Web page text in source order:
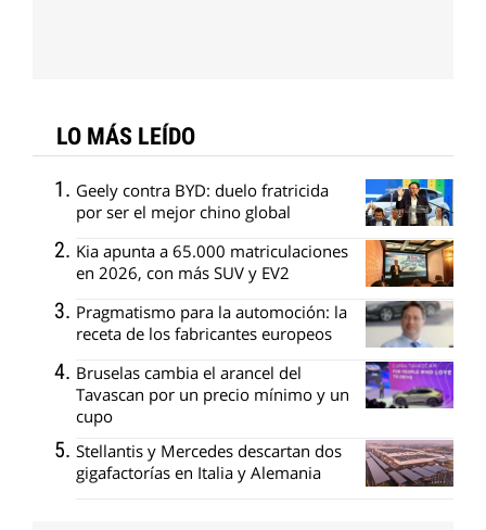
LO MÁS LEÍDO
Geely contra BYD: duelo fratricida
por ser el mejor chino global
Kia apunta a 65.000 matriculaciones
en 2026, con más SUV y EV2
Pragmatismo para la automoción: la
receta de los fabricantes europeos
Bruselas cambia el arancel del
Tavascan por un precio mínimo y un
cupo
Stellantis y Mercedes descartan dos
gigafactorías en Italia y Alemania